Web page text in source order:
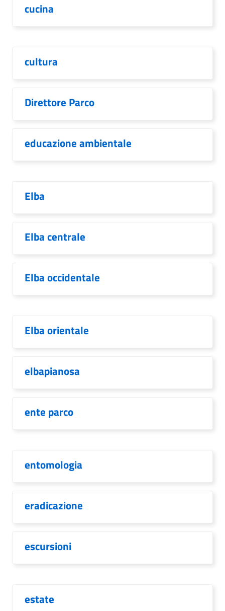
cucina
cultura
Direttore Parco
educazione ambientale
Elba
Elba centrale
Elba occidentale
Elba orientale
elbapianosa
ente parco
entomologia
eradicazione
escursioni
estate